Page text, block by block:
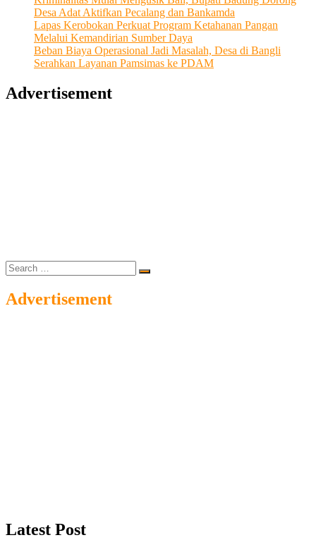
Desa Adat Aktifkan Pecalang dan Bankamda
Lapas Kerobokan Perkuat Program Ketahanan Pangan
Melalui Kemandirian Sumber Daya
Beban Biaya Operasional Jadi Masalah, Desa di Bangli
Serahkan Layanan Pamsimas ke PDAM
Advertisement
Search
…
Advertisement
Latest Post